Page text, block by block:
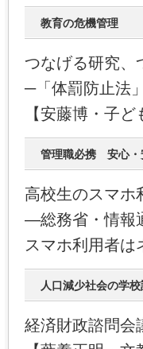
教育の危機管理
つなげる研究、
─「体罰防止法
【安藤博・子ど
管理職必携 安心・
高校生のスマホ
―総務省・情報
スマホ利用者
人口減少社会の学
経済財政諮問会